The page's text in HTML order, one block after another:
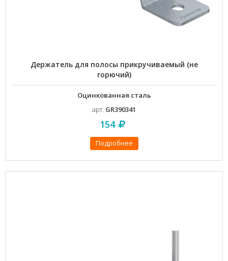
Держатель для полосы прикручиваемый (не
горючий)
Оцинкованная сталь
арт. GR390341
154
Подробнее